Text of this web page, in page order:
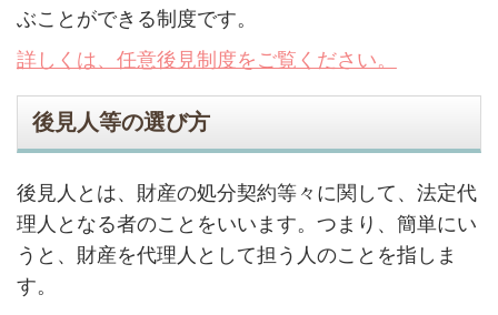
ぶことができる制度です。
詳しくは、任意後見制度をご覧ください。
後見人等の選び方
後見人とは、財産の処分契約等々に関して、法定代
理人となる者のことをいいます。つまり、簡単にい
うと、財産を代理人として担う人のことを指しま
す。